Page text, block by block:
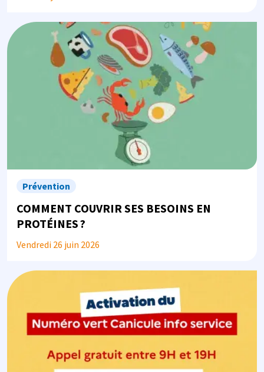
Image
Prévention
COMMENT COUVRIR SES BESOINS EN
PROTÉINES ?
Vendredi 26 juin 2026
Image